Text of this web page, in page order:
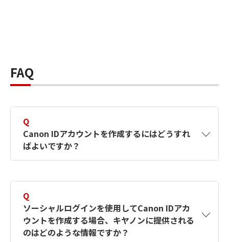
FAQ
Q
Canon IDアカウントを作成するにはどうすれ
ばよいですか？
す。詳しい作成方法は【カメラ】Canon IDとは
何ですか？Canon IDの作成方法は？をご確認く
ださい。
Q
ソーシャルログインを使用してCanon IDアカ
ウントを作成する場合、キヤノンに提供される
のはどのような情報ですか？